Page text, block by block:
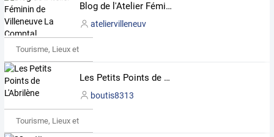
Blog de l'Atelier Féminin de Villeneuve La Comptal
ateliervilleneuv
Tourisme, Lieux et Événements
Les Petits Points de L'Abrilène
boutis8313
Tourisme, Lieux et Événements